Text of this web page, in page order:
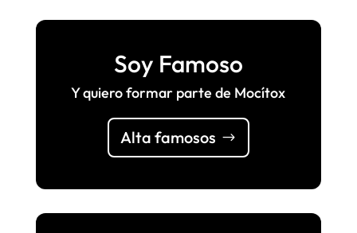
Soy Famoso
Y quiero formar parte de Mocítox
Alta famosos